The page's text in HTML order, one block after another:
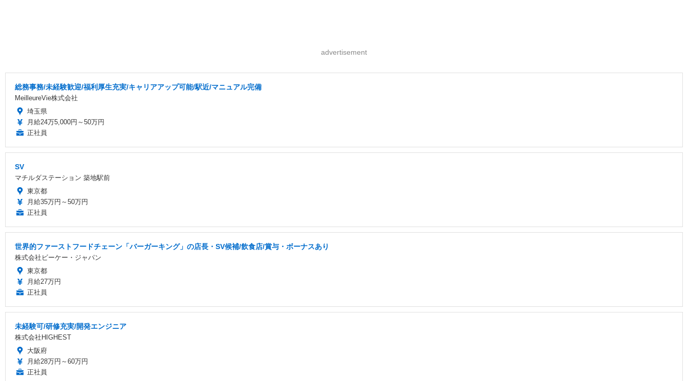
advertisement
総務事務/未経験歓迎/福利厚生充実/キャリアアップ可能/駅近/マニュアル完備
MeilleureVie株式会社
埼玉県
月給24万5,000円～50万円
正社員
SV
マチルダステーション 築地駅前
東京都
月給35万円～50万円
正社員
世界的ファーストフードチェーン「バーガーキング」の店長・SV候補/飲食店/賞与・ボーナスあり
株式会社ビーケー・ジャパン
東京都
月給27万円
正社員
未経験可/研修充実/開発エンジニア
株式会社HIGHEST
大阪府
月給28万円～60万円
正社員